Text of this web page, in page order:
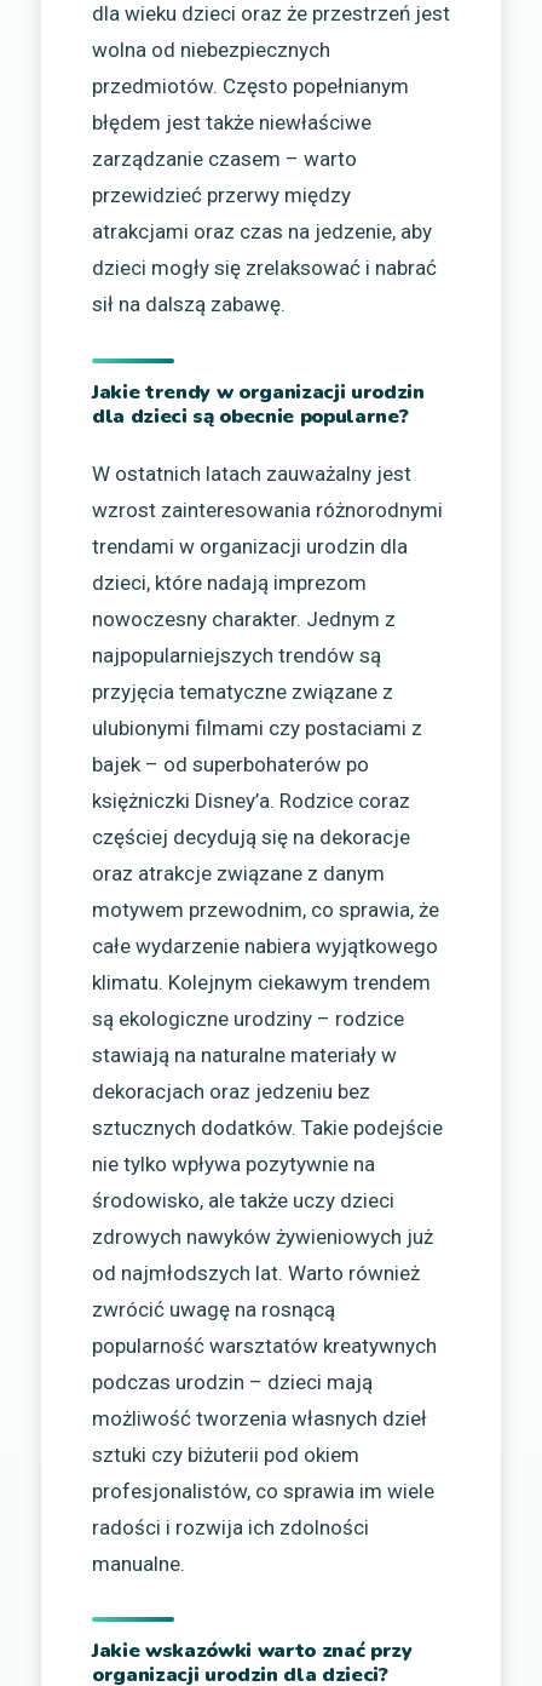
dla wieku dzieci oraz że przestrzeń jest
wolna od niebezpiecznych
przedmiotów. Często popełnianym
błędem jest także niewłaściwe
zarządzanie czasem – warto
przewidzieć przerwy między
atrakcjami oraz czas na jedzenie, aby
dzieci mogły się zrelaksować i nabrać
sił na dalszą zabawę.
Jakie trendy w organizacji urodzin
dla dzieci są obecnie popularne?
W ostatnich latach zauważalny jest
wzrost zainteresowania różnorodnymi
trendami w organizacji urodzin dla
dzieci, które nadają imprezom
nowoczesny charakter. Jednym z
najpopularniejszych trendów są
przyjęcia tematyczne związane z
ulubionymi filmami czy postaciami z
bajek – od superbohaterów po
księżniczki Disney’a. Rodzice coraz
częściej decydują się na dekoracje
oraz atrakcje związane z danym
motywem przewodnim, co sprawia, że
całe wydarzenie nabiera wyjątkowego
klimatu. Kolejnym ciekawym trendem
są ekologiczne urodziny – rodzice
stawiają na naturalne materiały w
dekoracjach oraz jedzeniu bez
sztucznych dodatków. Takie podejście
nie tylko wpływa pozytywnie na
środowisko, ale także uczy dzieci
zdrowych nawyków żywieniowych już
od najmłodszych lat. Warto również
zwrócić uwagę na rosnącą
popularność warsztatów kreatywnych
podczas urodzin – dzieci mają
możliwość tworzenia własnych dzieł
sztuki czy biżuterii pod okiem
profesjonalistów, co sprawia im wiele
radości i rozwija ich zdolności
manualne.
Jakie wskazówki warto znać przy
organizacji urodzin dla dzieci?